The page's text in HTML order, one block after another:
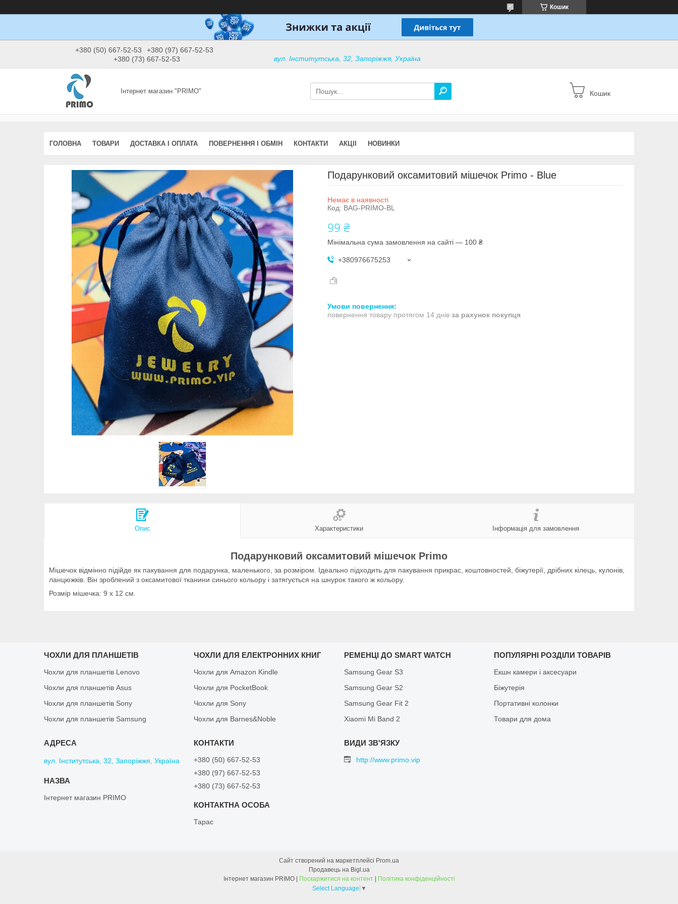
Кошик
+380 (50) 667-52-53
+380 (97) 667-52-53
+380 (73) 667-52-53
вул. Інститутська, 32, Запоріжжя, Україна
Інтернет магазин "PRIMO" Кошик
ГОЛОВНА ТОВАРИ ДОСТАВКА І ОПЛАТА ПОВЕРНЕННЯ І ОБМІН КОНТАКТИ АКЦІІ НОВИНКИ
Подарунковий оксамитовий мішечок Primo - Blue
Немає в наявності
Код: BAG-PRIMO-BL
99 ₴
Мінімальна сума замовлення на сайті — 100 ₴
+380976675253
повернення товару протягом 14 днів за рахунок покупця
Опис Характеристики Інформація для замовлення
Подарунковий оксамитовий мішечок Primo
Мішечок відмінно підійде як пакування для подарунка, маленького, за розміром. Ідеально підходить для пакування прикрас, коштовностей, біжутерії, дрібних кілець, кулонів,
ланцюжків. Він зроблений з оксамитової тканини синього кольору і затягується на шнурок такого ж кольору.
Розмір мішечка: 9 х 12 см.
ЧОХЛИ ДЛЯ ПЛАНШЕТІВ
Чохли для планшетів Lenovo
Чохли для планшетів Asus
Чохли для планшетів Sony
Чохли для планшетів Samsung
ЧОХЛИ ДЛЯ ЕЛЕКТРОННИХ КНИГ
Чохли для Amazon Kindle
Чохли для PocketBook
Чохли для Sony
Чохли для Barnes&Noble
РЕМЕНЦІ ДО SMART WATCH
Samsung Gear S3
Samsung Gear S2
Samsung Gear Fit 2
Xiaomi Mi Band 2
ПОПУЛЯРНІ РОЗДІЛИ ТОВАРІВ
Екшн камери і аксесуари
Біжутерія
Портативні колонки
Товари для дома
вул. Інститутська, 32, Запоріжжя, Україна
Інтернет магазин PRIMO
+380 (50) 667-52-53
+380 (97) 667-52-53
+380 (73) 667-52-53
Тарас
http://www.primo.vip
Сайт створений на маркетплейсі Prom.ua
Продавець на Bigl.ua
Інтернет магазин PRIMO | Поскаржитися на контент | Політика конфіденційності
Select Language ▼